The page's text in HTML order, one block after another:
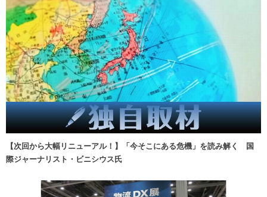
【次回から大幅リニューアル！】「今そこにある危機」を読み解く 国
際ジャーナリスト・ビニシウス氏